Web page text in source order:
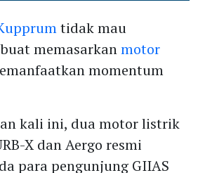
tidak mau
memasarkanmotor
momentum
kali ini, dua motor listrik
X dan Aergo resmi
para pengunjung GIIAS